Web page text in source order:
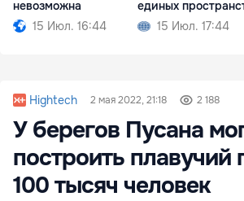
невозможна
15 Июл. 16:44
единых
15 Июл. 17:44
Hightech 2 мая 2022, 21:18 2 188
У берегов Пусана
построить плавучий
100 тысяч человек